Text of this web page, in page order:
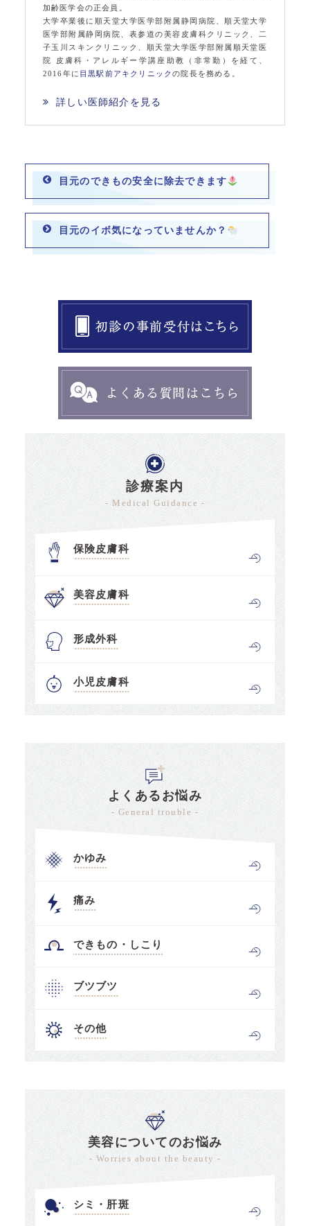
加齢医学会の正会員。
大学卒業後に順天堂大学医学部附属静岡病院、順天堂大学
医学部附属静岡病院、表参道の美容皮膚科クリニック、二
子玉川スキンクリニック、順天堂大学医学部附属順天堂医
院 皮膚科・アレルギー学講座助教（非常勤）を経て、
2016年に 目黒駅前アキクリニックの院長を務める。
詳しい医師紹介を見る
目元のできもの安全に除去できます
目元のイボ気になっていませんか？
診療案内
- Medical Guidance -
保険皮膚科
美容皮膚科
形成外科
小児皮膚科
よくあるお悩み
- General trouble -
かゆみ
痛み
できもの・しこり
ブツブツ
その他
美容についてのお悩み
- Worries about the beauty -
シミ・肝斑